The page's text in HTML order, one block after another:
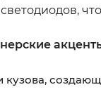
кузова,